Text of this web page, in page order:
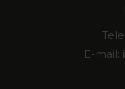
E-mail: